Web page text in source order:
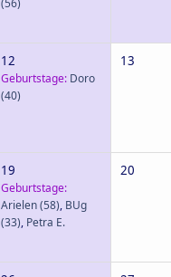
(56)
12
Geburtstage: Doro
(40)
13
19
Geburtstage:
Arielen(58), BUg
(33), Petra E.
20